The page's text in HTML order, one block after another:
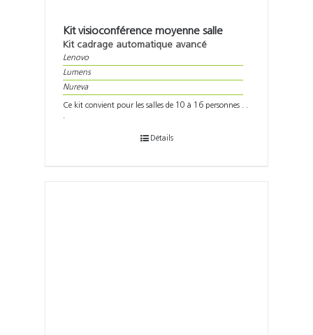
Kit visioconférence moyenne salle
Kit cadrage automatique avancé
Lenovo
Lumens
Nureva
Ce kit convient pour les salles de 10 à 16 personnes . .
.
Détails